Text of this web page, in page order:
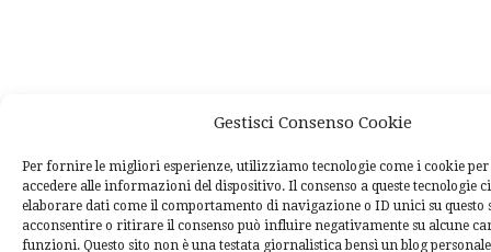
Gestisci Consenso Cookie
Per fornire le migliori esperienze, utilizziamo tecnologie come i cookie
accedere alle informazioni del dispositivo. Il consenso a queste tecnologie
elaborare dati come il comportamento di navigazione o ID unici su questo
acconsentire o ritirare il consenso può influire negativamente su alcune
funzioni. Questo sito non è una testata giornalistica bensì un blog